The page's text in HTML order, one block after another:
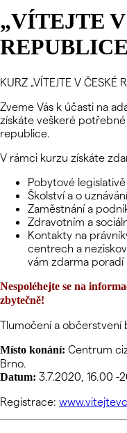
„VÍTEJTE
KURZ „VÍTEJTE V ČESKÉ
Zveme Vás k účasti na
získáte veškeré
republice.
V rámci kurzu získáte
Pobytové legislativě
Školství a o
Zaměstnání a
Zdravotním a
Kontakty na
centrech a
vám zdarma poradí
Nespoléhejte se na
zbytečně!
Tlumočení a občerstvení
Místo konání: Centrum
Brno.
Datum: 3.7.2020, 16.00 -
Registrace: